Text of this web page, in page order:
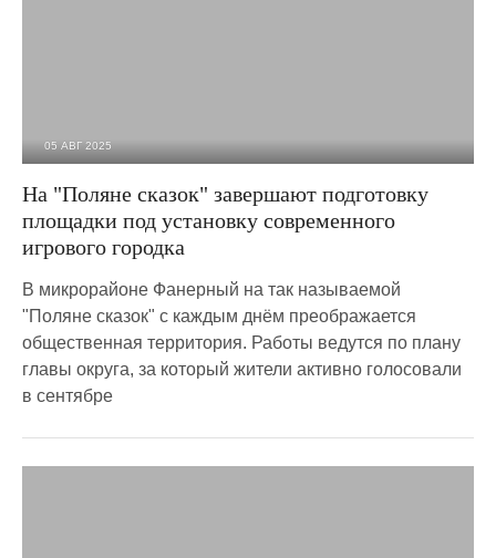
05 АВГ 2025
На "Поляне сказок" завершают подготовку
площадки под установку современного
игрового городка
В микрорайоне Фанерный на так называемой
"Поляне сказок" с каждым днём преображается
общественная территория. Работы ведутся по плану
главы округа, за который жители активно голосовали
в сентябре